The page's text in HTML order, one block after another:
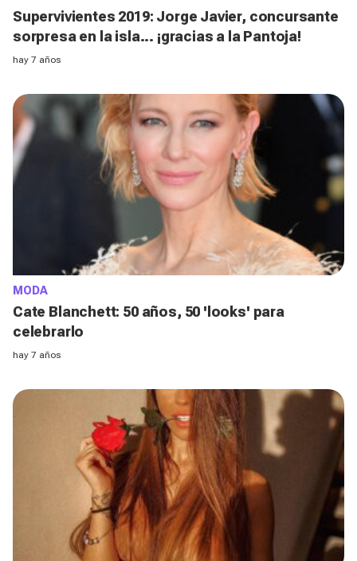
Supervivientes 2019: Jorge Javier, concursante
sorpresa en la isla... ¡gracias a la Pantoja!
hay 7 años
MODA
Cate Blanchett: 50 años, 50 'looks' para
celebrarlo
hay 7 años